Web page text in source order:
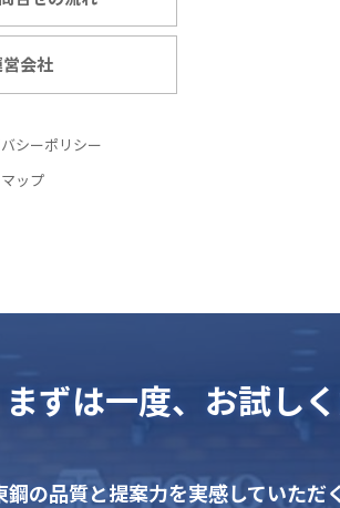
会社
シーポリシー
ップ
まずは一度、お試し
鋼の品質と提案力を実感していただ